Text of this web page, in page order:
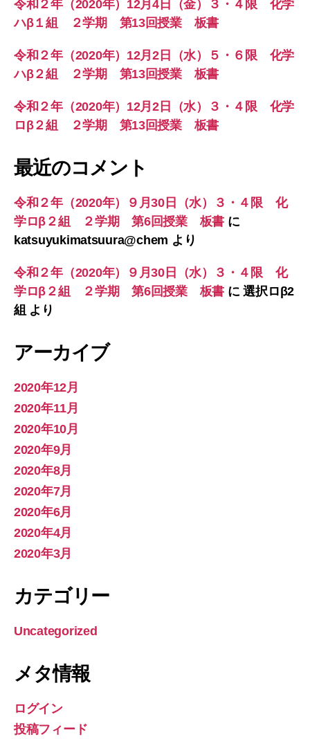
令和２年（2020年）12月4日（金）３・４限 化学
ハβ１組 ２学期 第13回授業 板書
令和２年（2020年）12月2日（水）５・６限 化学
ハβ２組 ２学期 第13回授業 板書
令和２年（2020年）12月2日（水）３・４限 化学
ロβ２組 ２学期 第13回授業 板書
最近のコメント
令和２年（2020年）９月30日（水）３・４限 化
学ロβ２組 ２学期 第6回授業 板書 に
katsuyukimatsuura@chem より
令和２年（2020年）９月30日（水）３・４限 化
学ロβ２組 ２学期 第6回授業 板書 に選択ロβ2
組 より
アーカイブ
2020年12月
2020年11月
2020年10月
2020年9月
2020年8月
2020年7月
2020年6月
2020年4月
2020年3月
カテゴリー
Uncategorized
メタ情報
ログイン
投稿フィード